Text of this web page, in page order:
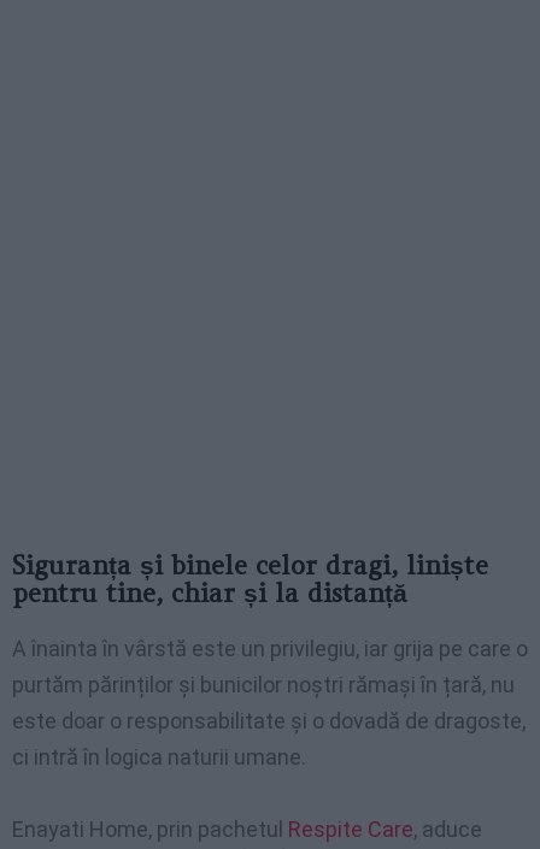
Siguranța și binele celor dragi, liniște
pentru tine, chiar și la distanță
A înainta în vârstă este un privilegiu, iar grija pe care o
purtăm părinților și bunicilor noștri rămași în țară, nu
este doar o responsabilitate și o dovadă de dragoste,
ci intră în logica naturii umane.
Enayati Home, prin pachetul Respite Care, aduce